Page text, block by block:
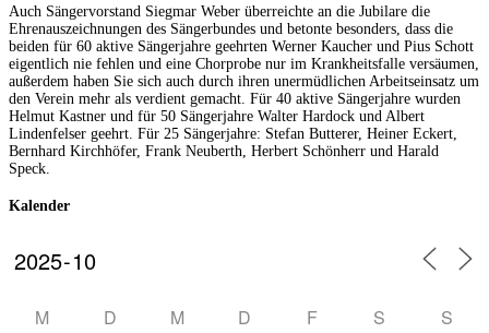
Auch Sängervorstand Siegmar Weber überreichte an die Jubilare die
Ehrenauszeichnungen des Sängerbundes und betonte besonders, dass die
beiden für 60 aktive Sängerjahre geehrten Werner Kaucher und Pius Schott
eigentlich nie fehlen und eine Chorprobe nur im Krankheitsfalle versäumen,
außerdem haben Sie sich auch durch ihren unermüdlichen Arbeitseinsatz um
den Verein mehr als verdient gemacht. Für 40 aktive Sängerjahre wurden
Helmut Kastner und für 50 Sängerjahre Walter Hardock und Albert
Lindenfelser geehrt. Für 25 Sängerjahre: Stefan Butterer, Heiner Eckert,
Bernhard Kirchhöfer, Frank Neuberth, Herbert Schönherr und Harald
Speck.
Kalender
M D M D F S S